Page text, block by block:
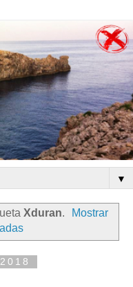
▼
Xduran.
Mostrar